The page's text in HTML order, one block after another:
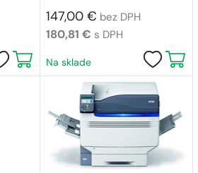
147,00 € bez DPH
180,81 € s DPH
Na sklade